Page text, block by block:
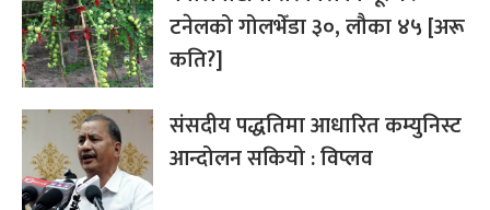
टनेलको गोलभेँडा ३०, लौका ४५ [अरू
कति?]
संसदीय पद्धतिमा आधारित कम्युनिस्ट
आन्दोलन सकियो : विप्लव